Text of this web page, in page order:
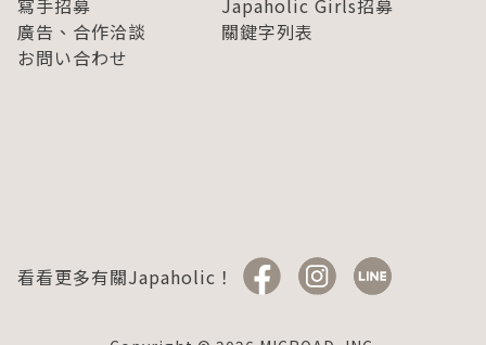
寫手招募
Japaholic Girls招募
廣告、合作洽談
關鍵字列表
お問い合わせ
看看更多有關Japaholic！